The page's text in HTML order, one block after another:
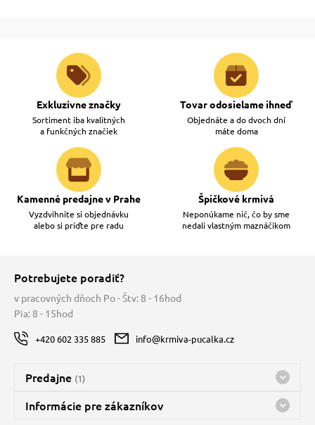
Exkluzívne značky
Sortiment iba kvalitných
a funkčných značiek
Tovar odosielame ihneď
Objednáte a do dvoch dní
máte doma
Kamenné predajne v Prahe
Vyzdvihnite si objednávku
alebo si príďte pre radu
Špičkové krmivá
Neponúkame nič, čo by sme
nedali vlastným maznáčikom
Potrebujete poradiť?
v pracovných dňoch Po - Štv: 8 - 16hod
Pia: 8 - 15hod
+420 602 335 885 info@krmiva-pucalka.cz
Predajne (1)
Predajňa a sklad Kbely
Bohužiaľ, momentálne máme zatvorené
Informácie pre zákazníkov